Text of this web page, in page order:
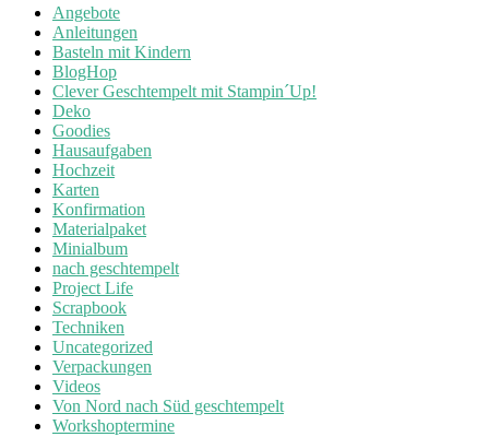
Angebote
Anleitungen
Basteln mit Kindern
BlogHop
Clever Geschtempelt mit Stampin´Up!
Deko
Goodies
Hausaufgaben
Hochzeit
Karten
Konfirmation
Materialpaket
Minialbum
nach geschtempelt
Project Life
Scrapbook
Techniken
Uncategorized
Verpackungen
Videos
Von Nord nach Süd geschtempelt
Workshoptermine